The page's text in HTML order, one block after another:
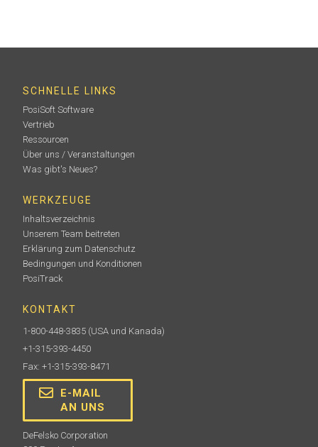
SCHNELLE LINKS
PosiSoft Software
Vertrieb
Ressourcen
Über uns / Veranstaltungen
Was gibt's Neues?
WERKZEUGE
Inhaltsverzeichnis
Unserem Team beitreten
Erklärung zum Datenschutz
Bedingungen und Konditionen
PosiTrack
KONTAKT
1-800-448-3835 (USA und Kanada)
+1-315-393-4450
Fax: +1-315-393-8471
E-MAIL
AN UNS
DeFelsko Corporation